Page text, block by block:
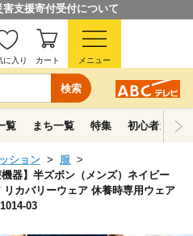
支援寄付受付について
検索
に入り カート メニュー
覧 まち一覧 特集 初心者ガイド
ション
服
器】半ズボン（メンズ）ネイビー
カバリーウェア 休養時専用ウェア
03